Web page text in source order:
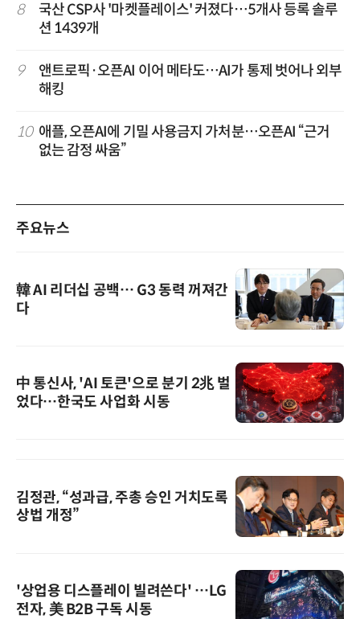
8
국산 CSP사 '마켓플레이스' 커졌다…5개사 등록 솔루
션 1439개
9
앤트로픽·오픈AI 이어 메타도…AI가 통제 벗어나 외부
해킹
10 애플, 오픈AI에 기밀 사용금지 가처분…오픈AI “근거
없는 감정 싸움”
주요뉴스
韓 AI 리더십 공백… G3 동력 꺼져간
다
中 통신사, 'AI 토큰'으로 분기 2兆 벌
었다…한국도 사업화 시동
김정관, “성과급, 주총 승인 거치도록
상법 개정”
'상업용 디스플레이 빌려쓴다' …LG
전자, 美 B2B 구독 시동